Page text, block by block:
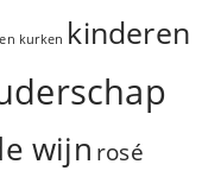
kurken kinderen
wijn rosé